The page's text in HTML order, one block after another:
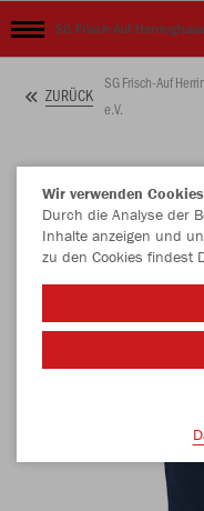
SG Frisch-Auf
ZURÜCK
SG Frisch-Auf
e.V.
Wir verwenden Cookies
Durch die Analyse der
Inhalte anzeigen und
zu den Cookies findest